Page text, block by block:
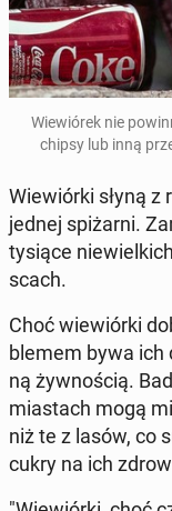
Wie­wió­rek nie
chipsy lub inną
Wie­wiór­ki słyną z
jednej spi­żar­ni.
tysiące
scach.
Choć wie­wiór­ki
ble­mem bywa
ną żyw­no­ścią.
mia­stach mogą
niż te z lasów, co
cukry na ich